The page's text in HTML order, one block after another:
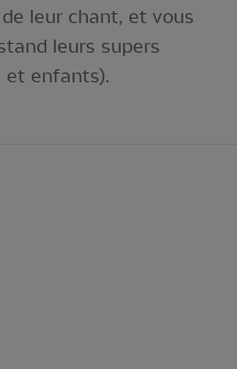
leur chant, et vous
leurs supers
et enfants).